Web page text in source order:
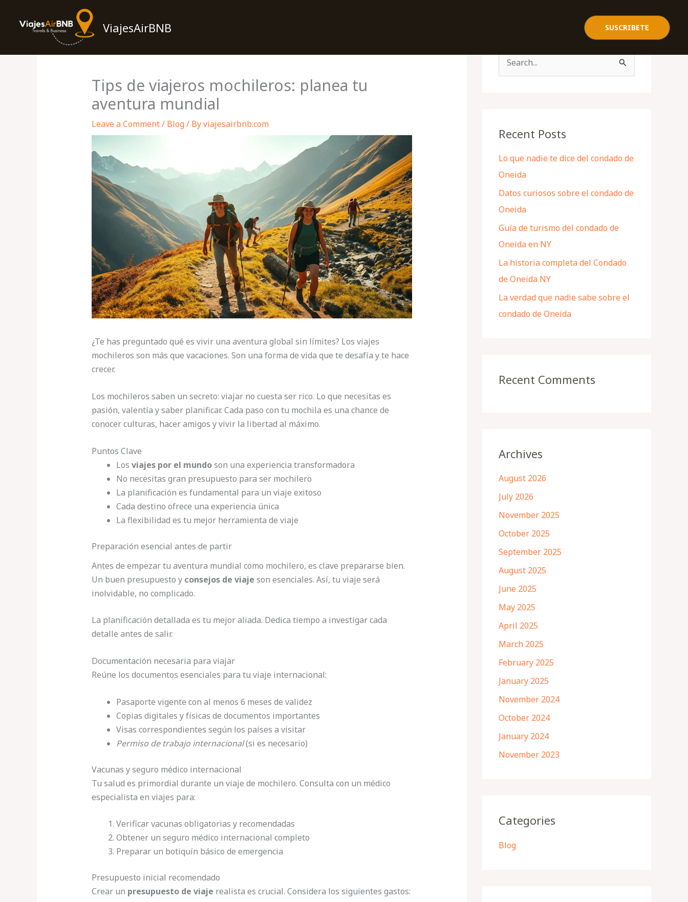
ViajesAirBNB SUSCRIBETE
Tips de viajeros mochileros: planea tu
aventura mundial
Leave a Comment/ Blog/ Byviajesairbnb.com
¿Te has preguntado qué es vivir una aventura global sin límites? Los viajes
mochileros son más que vacaciones. Son una forma de vida que te desafía y te hace
crecer.
Los mochileros saben un secreto: viajar no cuesta ser rico. Lo que necesitas es
pasión, valentía y saber planificar. Cada paso con tu mochila es una chance de
conocer culturas, hacer amigos y vivir la libertad al máximo.
Puntos Clave
Los viajes por el mundoson una experiencia transformadora
No necesitas gran presupuesto para ser mochilero
La planificación es fundamental para un viaje exitoso
Cada destino ofrece una experiencia única
La flexibilidad es tu mejor herramienta de viaje
Preparación esencial antes de partir
Antes de empezar tu aventura mundial como mochilero, es clave prepararse bien.
Un buen presupuesto y consejos de viaje son esenciales. Así, tu viaje será
inolvidable, no complicado.
La planificación detallada es tu mejor aliada. Dedica tiempo a investigar cada
detalle antes de salir.
Documentación necesaria para viajar
Reúne los documentos esenciales para tu viaje internacional:
Pasaporte vigente con al menos 6 meses de validez
Copias digitales y físicas de documentos importantes
Visas correspondientes según los países a visitar
Permiso de trabajo internacional(si es necesario)
Vacunas y seguro médico internacional
Tu salud es primordial durante un viaje de mochilero. Consulta con un médico
especialista en viajes para:
Verificar vacunas obligatorias y recomendadas
Obtener un seguro médico internacional completo
Preparar un botiquín básico de emergencia
Presupuesto inicial recomendado
Crear un presupuesto de viaje realista es crucial. Considera los siguientes gastos:
c
f
o
r
:
Recent Posts
Lo que nadie te dice del condado de
Oneida
Datos curiosos sobre el condado de
Oneida
Guía de turismo del condado de
Oneida en NY
La historia completa del Condado
de Oneida NY
La verdad que nadie sabe sobre el
condado de Oneida
Recent Comments
Archives
August 2026
July 2026
November 2025
October 2025
September 2025
August 2025
June 2025
May 2025
April 2025
March 2025
February 2025
January 2025
November 2024
October 2024
January 2024
November 2023
Categories
Blog